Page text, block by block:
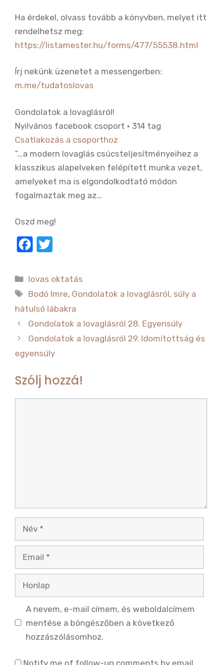
Ha érdekel, olvass tovább a könyvben, melyet itt
rendelhetsz meg:
https://listamester.hu/forms/477/55538.html
Írj nekünk üzenetet a messengerben:
m.me/tudatoslovas
Gondolatok a lovaglásról!
Nyilvános facebook csoport · 314 tag
Csatlakozás a csoporthoz
“…a modern lovaglás csúcsteljesítményeihez a
klasszikus alapelveken felépített munka vezet,
amelyeket ma is elgondolkodtató módon
fogalmaztak meg az…
Oszd meg!
F
c
e
b
o
o
k
it
te
r
Kategória
lovas oktatás
Címkék
Bodó Imre, Gondolatok a lovaglásról, súly a
hátulsó lábakra
Gondolatok a lovaglásról 28. Egyensúly
Gondolatok a lovaglásról 29. Idomítottság és
egyensúly
Szólj hozzá!
Név
Email
Honlap
A nevem, e-mail címem, és weboldalcímem
mentése a böngészőben a következő
hozzászólásomhoz.
Notify me of follow-up comments by email.